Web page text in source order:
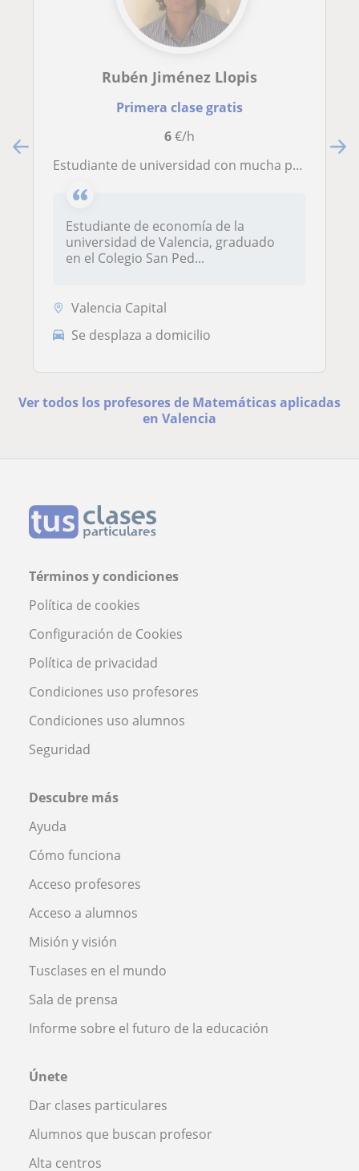
Rubén Jiménez Llopis
Primera clase gratis
6€/h
Estudiante de universidad con mucha paciencia y ganas de enseñar
Estudiante de economía de la
universidad de Valencia, graduado
en el Colegio San Ped...
Valencia Capital
Se desplaza a domicilio
Ver todos los profesores de Matemáticas aplicadas
en Valencia
Términos y condiciones
Política de cookies
Configuración de Cookies
Política de privacidad
Condiciones uso profesores
Condiciones uso alumnos
Seguridad
Descubre más
Ayuda
Cómo funciona
Acceso profesores
Acceso a alumnos
Misión y visión
Tusclases en el mundo
Sala de prensa
Informe sobre el futuro de la educación
Únete
Dar clases particulares
Alumnos que buscan profesor
Alta centros